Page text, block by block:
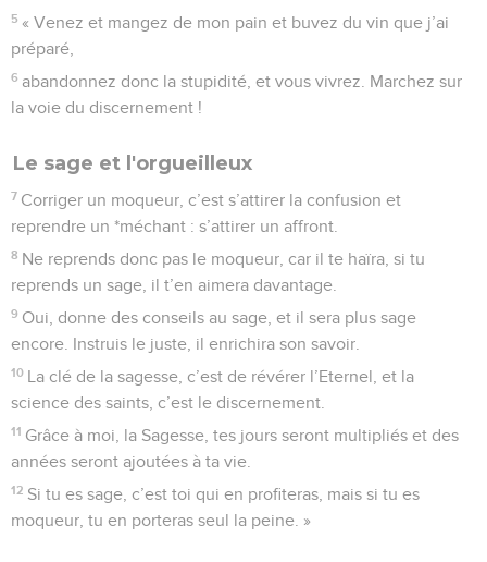
5 « Venez et mangez de mon pain et buvez du vin que j’ai
préparé,
6 abandonnez donc la stupidité, et vous vivrez. Marchez sur
la voie du discernement !
Le sage et l'orgueilleux
7 Corriger un moqueur, c’est s’attirer la confusion et
reprendre un *méchant : s’attirer un affront.
8 Ne reprends donc pas le moqueur, car il te haïra, si tu
reprends un sage, il t’en aimera davantage.
9 Oui, donne des conseils au sage, et il sera plus sage
encore. Instruis le juste, il enrichira son savoir.
10 La clé de la sagesse, c’est de révérer l’Eternel, et la
science des saints, c’est le discernement.
11 Grâce à moi, la Sagesse, tes jours seront multipliés et des
années seront ajoutées à ta vie.
12 Si tu es sage, c’est toi qui en profiteras, mais si tu es
moqueur, tu en porteras seul la peine. »